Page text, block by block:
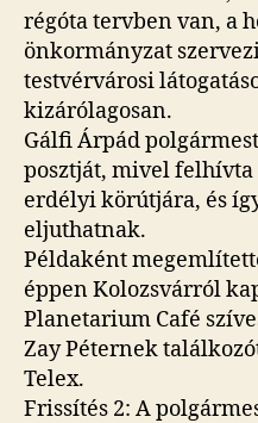
régóta tervben van, a
önkormányzat
testvérvárosi
kizárólagosan.
Gálfi Árpád
posztját, mivel
erdélyi körútjára, és
eljuthatnak.
Példaként
éppen Kolozsvárról
Planetarium Café
Zay Péternek
Telex.
Frissítés 2: A